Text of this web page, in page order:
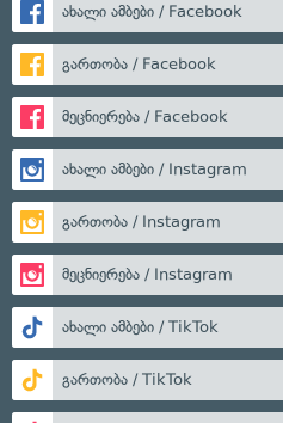
ახალი ამბები / Facebook
გართობა / Facebook
მეცნიერება / Facebook
ახალი ამბები / Instagram
გართობა / Instagram
მეცნიერება / Instagram
ახალი ამბები / TikTok
გართობა / TikTok